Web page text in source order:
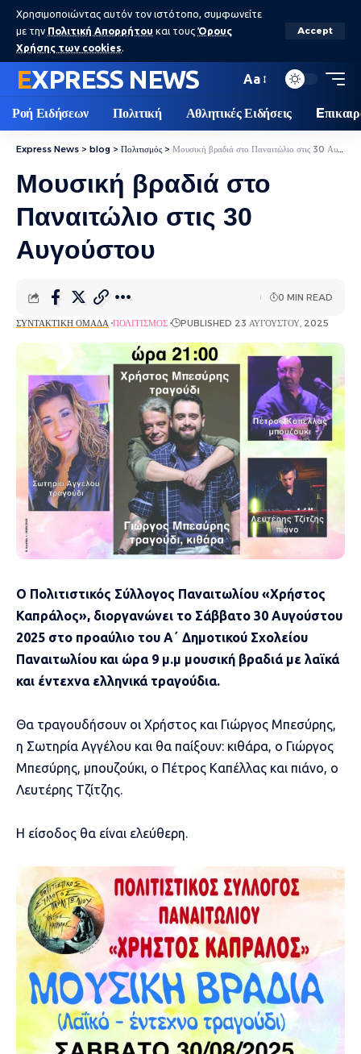
Χρησιμοποιώντας αυτόν τον ιστότοπο, συμφωνείτε
με την Πολιτική Απορρήτου και τους Όρους
Χρήσης των cookies.
Accept
EXPRESS NEWS Aa
Ροή Ειδήσεων Πολιτική Αθλητικές Ειδήσεις
Express News > blog > Πολιτισμός > Μουσική βραδιά στο Παναιτώλιο στις 30 Αυγούστου
Μουσική βραδιά στο
Παναιτώλιο στις 30
Αυγούστου
ΣΥΝΤΑΚΤΙΚΉ ΟΜΆΔΑ ΠΟΛΙΤΙΣΜΌΣ PUBLISHED 23 ΑΥΓΟΎΣΤΟΥ, 2025
0 MIN READ
Ο Πολιτιστικός Σύλλογος Παναιτωλίου «Χρήστος
Καπράλος», διοργανώνει το Σάββατο 30 Αυγούστου
2025 στο προαύλιο του Α΄ Δημοτικού Σχολείου
Παναιτωλίου και ώρα 9 μ.μ μουσική βραδιά με λαϊκά
και έντεχνα ελληνικά τραγούδια.
Θα τραγουδήσουν οι Χρήστος και Γιώργος Μπεσύρης,
η Σωτηρία Αγγέλου και θα παίξουν: κιθάρα, ο Γιώργος
Μπεσύρης, μπουζούκι, ο Πέτρος Καπέλλας και πιάνο, ο
Λευτέρης Τζίτζης.
Η είσοδος θα είναι ελεύθερη.